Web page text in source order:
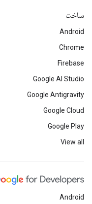
ساخت
Android
Chrome
Firebase
Google AI Studio
Google Antigravity
Google Cloud
Google Play
View all
Android